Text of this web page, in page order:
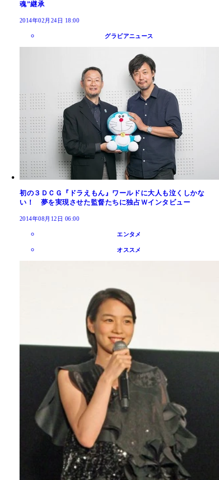
魂”継承
2014年02月24日 18:00
グラビアニュース
初の３ＤＣＧ『ドラえもん』ワールドに大人も泣くしかな
い！ 夢を実現させた監督たちに独占Ｗインタビュー
2014年08月12日 06:00
エンタメ
オススメ